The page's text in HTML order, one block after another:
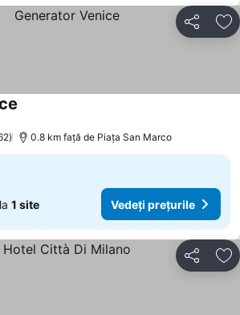
Distribuiți
0.8 km faţă de Piaţa San Marco
1 site Vedeți prețurile
Distribuiți